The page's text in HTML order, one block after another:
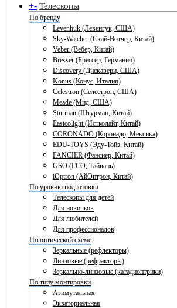
+- Телескопы
По бренду
Levenhuk (Левенгук, США)
Sky-Watcher (Скай-Вотчер, Китай)
Veber (Вебер, Китай)
Bresser (Брессер, Германия)
Discovery (Дискавери, США)
Konus (Конус, Италия)
Celestron (Селестрон, США)
Meade (Мид, США)
Sturman (Штурман, Китай)
Eastcolight (Истколайт, Китай)
CORONADO (Коронадо, Мексика)
EDU-TOYS (Эду-Тойз, Китай)
FANCIER (Фансиер, Китай)
GSO (ГСО, Тайвань)
iOptron (АйОптрон, Китай)
По уровню подготовки
Телескопы для детей
Для новичков
Для любителей
Для профессионалов
По оптической схеме
Зеркальные (рефлекторы)
Линзовые (рефракторы)
Зеркально-линзовые (катадиоптрики)
По типу монтировки
Азимутальная
Экваториальная